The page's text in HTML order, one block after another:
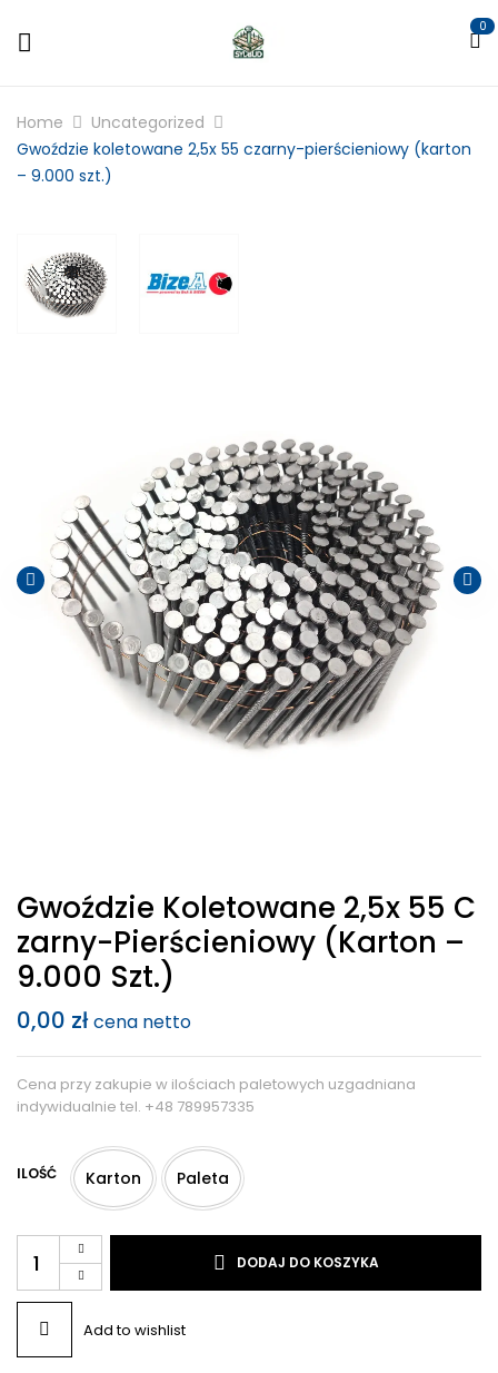
0
Home
Uncategorized
Gwoździe koletowane 2,5x 55 czarny-pierścieniowy (karton
– 9.000 szt.)
Gwoździe Koletowane 2,5x 55 C
Zarny-Pierścieniowy (karton –
9.000 Szt.)
0,00 zł cena netto
Cena przy zakupie w ilościach paletowych uzgadniana
indywidualnie tel. +48 789957335
ILOŚĆ Karton Paleta
DODAJ DO KOSZYKA
Add to wishlist